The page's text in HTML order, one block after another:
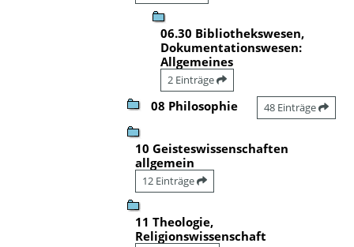
06.30 Bibliothekswesen,
Dokumentationswesen:
Allgemeines
2 Einträge
08 Philosophie 48 Einträge
10 Geisteswissenschaften
allgemein
12 Einträge
11 Theologie,
Religionswissenschaft